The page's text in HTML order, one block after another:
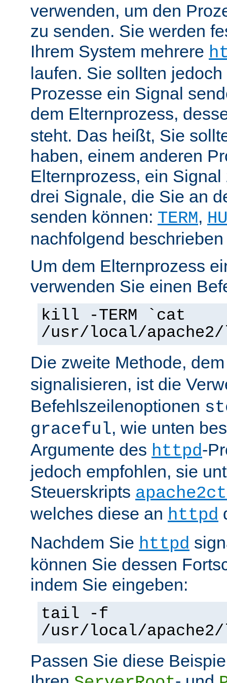
verwenden, um den
zu senden. Sie werden
Ihrem System mehrere
laufen. Sie sollten
Prozesse ein Signal
dem Elternprozess,
steht. Das heißt, Sie
haben, einem anderen
Elternprozess, ein
drei Signale, die Sie an
senden können: TERM,
nachfolgend
Um dem Elternprozess
verwenden Sie einen
kill -TERM `cat
/usr/local/
Die zweite Methode,
signalisieren, ist die
Befehlszeilenoptionen
graceful, wie unten
Argumente des httpd-
jedoch empfohlen, sie
Steuerskripts
welches diese an httpd
Nachdem Sie httpd
können Sie dessen
indem Sie eingeben:
tail -f
/usr/local/
Passen Sie diese